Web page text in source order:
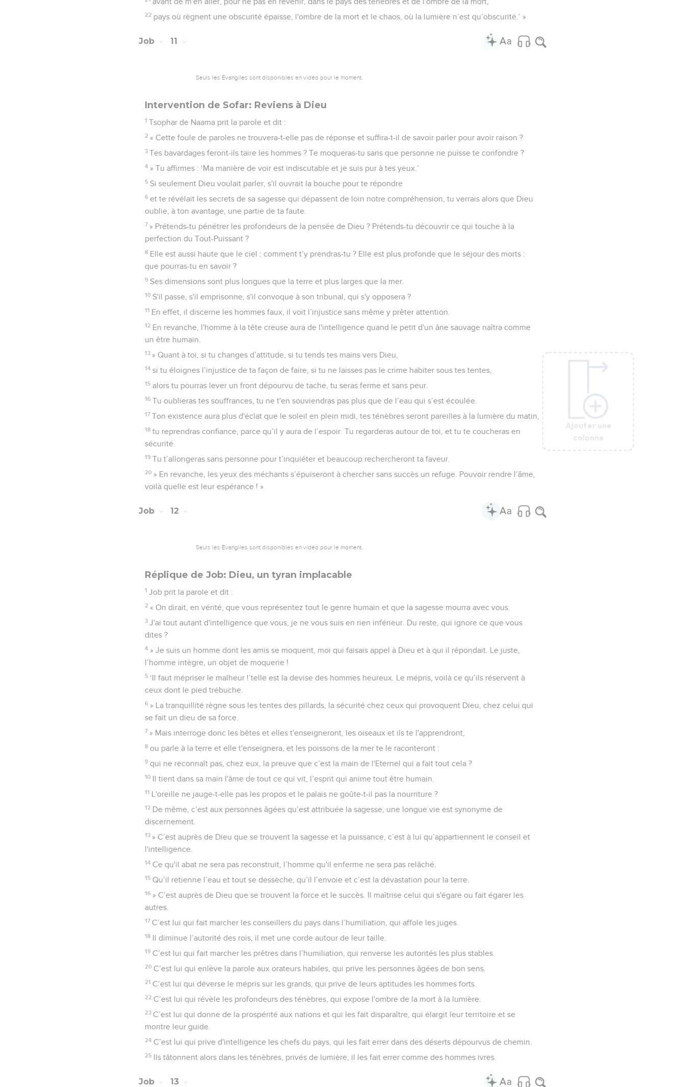
22 pays où règnent une obscurité épaisse, l'ombre de la mort et le chaos, où la lumière n’est qu’obscurité.’ »
Ajouter une
colonne
Job 11
Seuls les Évangiles sont disponibles en vidéo pour le moment.
Intervention de Sofar: Reviens à Dieu
1 Tsophar de Naama prit la parole et dit :
2 « Cette foule de paroles ne trouvera-t-elle pas de réponse et suffira-t-il de savoir parler pour avoir raison ?
3 Tes bavardages feront-ils taire les hommes ? Te moqueras-tu sans que personne ne puisse te confondre ?
4 » Tu affirmes : ‘Ma manière de voir est indiscutable et je suis pur à tes yeux.’
5 Si seulement Dieu voulait parler, s'il ouvrait la bouche pour te répondre
6 et te révélait les secrets de sa sagesse qui dépassent de loin notre compréhension, tu verrais alors que Dieu
oublie, à ton avantage, une partie de ta faute.
7 » Prétends-tu pénétrer les profondeurs de la pensée de Dieu ? Prétends-tu découvrir ce qui touche à la
perfection du Tout-Puissant ?
8 Elle est aussi haute que le ciel : comment t’y prendras-tu ? Elle est plus profonde que le séjour des morts :
que pourras-tu en savoir ?
9 Ses dimensions sont plus longues que la terre et plus larges que la mer.
10 S'il passe, s'il emprisonne, s'il convoque à son tribunal, qui s'y opposera ?
11 En effet, il discerne les hommes faux, il voit l’injustice sans même y prêter attention.
12 En revanche, l'homme à la tête creuse aura de l'intelligence quand le petit d'un âne sauvage naîtra comme
un être humain.
13 » Quant à toi, si tu changes d’attitude, si tu tends tes mains vers Dieu,
14 si tu éloignes l’injustice de ta façon de faire, si tu ne laisses pas le crime habiter sous tes tentes,
15 alors tu pourras lever un front dépourvu de tache, tu seras ferme et sans peur.
16 Tu oublieras tes souffrances, tu ne t'en souviendras pas plus que de l’eau qui s’est écoulée.
17 Ton existence aura plus d'éclat que le soleil en plein midi, tes ténèbres seront pareilles à la lumière du matin,
18 tu reprendras confiance, parce qu’il y aura de l’espoir. Tu regarderas autour de toi, et tu te coucheras en
sécurité.
19 Tu t’allongeras sans personne pour t’inquiéter et beaucoup rechercheront ta faveur.
20 » En revanche, les yeux des méchants s’épuiseront à chercher sans succès un refuge. Pouvoir rendre l’âme,
voilà quelle est leur espérance ! »
Ajouter une
colonne
Job 12
Seuls les Évangiles sont disponibles en vidéo pour le moment.
Réplique de Job: Dieu, un tyran implacable
1 Job prit la parole et dit :
2 « On dirait, en vérité, que vous représentez tout le genre humain et que la sagesse mourra avec vous.
3 J'ai tout autant d'intelligence que vous, je ne vous suis en rien inférieur. Du reste, qui ignore ce que vous
dites ?
4 » Je suis un homme dont les amis se moquent, moi qui faisais appel à Dieu et à qui il répondait. Le juste,
l’homme intègre, un objet de moquerie !
5 ‘Il faut mépriser le malheur !’telle est la devise des hommes heureux. Le mépris, voilà ce qu’ils réservent à
ceux dont le pied trébuche.
6 » La tranquillité règne sous les tentes des pillards, la sécurité chez ceux qui provoquent Dieu, chez celui qui
se fait un dieu de sa force.
7 » Mais interroge donc les bêtes et elles t'enseigneront, les oiseaux et ils te l'apprendront,
8 ou parle à la terre et elle t'enseignera, et les poissons de la mer te le raconteront :
9 qui ne reconnaît pas, chez eux, la preuve que c’est la main de l'Eternel qui a fait tout cela ?
10 Il tient dans sa main l'âme de tout ce qui vit, l’esprit qui anime tout être humain.
11 L'oreille ne jauge-t-elle pas les propos et le palais ne goûte-t-il pas la nourriture ?
12 De même, c’est aux personnes âgées qu’est attribuée la sagesse, une longue vie est synonyme de
discernement.
13 » C’est auprès de Dieu que se trouvent la sagesse et la puissance, c’est à lui qu’appartiennent le conseil et
l'intelligence.
14 Ce qu'il abat ne sera pas reconstruit, l’homme qu'il enferme ne sera pas relâché.
15 Qu’il retienne l’eau et tout se dessèche, qu’il l’envoie et c’est la dévastation pour la terre.
16 » C’est auprès de Dieu que se trouvent la force et le succès. Il maîtrise celui qui s'égare ou fait égarer les
autres.
17 C’est lui qui fait marcher les conseillers du pays dans l’humiliation, qui affole les juges.
18 Il diminue l’autorité des rois, il met une corde autour de leur taille.
19 C’est lui qui fait marcher les prêtres dans l’humiliation, qui renverse les autorités les plus stables.
20 C’est lui qui enlève la parole aux orateurs habiles, qui prive les personnes âgées de bon sens.
21 C’est lui qui déverse le mépris sur les grands, qui prive de leurs aptitudes les hommes forts.
22 C’est lui qui révèle les profondeurs des ténèbres, qui expose l'ombre de la mort à la lumière.
23 C’est lui qui donne de la prospérité aux nations et qui les fait disparaître, qui élargit leur territoire et se
montre leur guide.
24 C’est lui qui prive d'intelligence les chefs du pays, qui les fait errer dans des déserts dépourvus de chemin.
25 Ils tâtonnent alors dans les ténèbres, privés de lumière, il les fait errer comme des hommes ivres.
Ajouter une
colonne
Job 13
Ajouter une
colonne
Ajouter une
colonne
Ajouter une
colonne